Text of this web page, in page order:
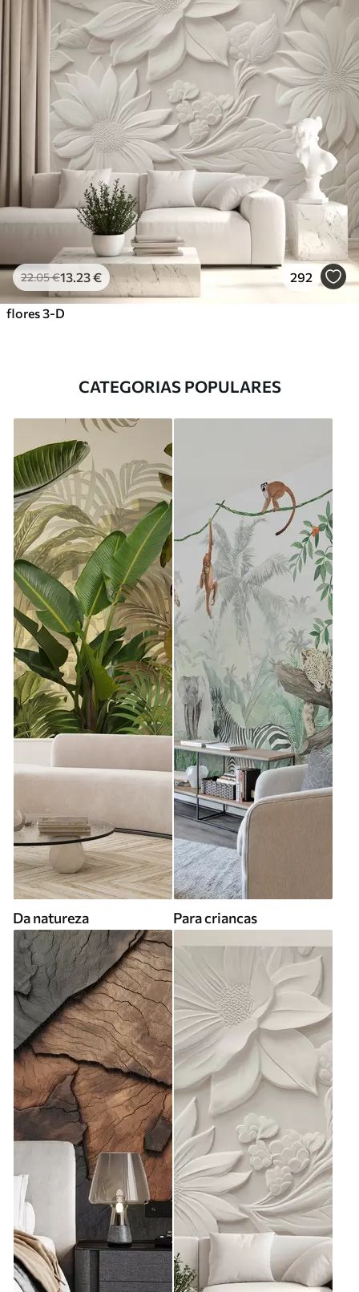
22.05€13 .23€ 292
flores 3-D
CATEGORIAS POPULARES
Da natureza Para criancas